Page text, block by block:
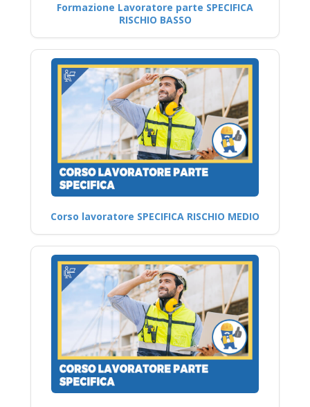
Formazione Lavoratore parte SPECIFICA
RISCHIO BASSO
Corso lavoratore SPECIFICA RISCHIO MEDIO